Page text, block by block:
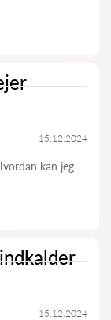
15.12.2024
kan jeg
15.12.2024